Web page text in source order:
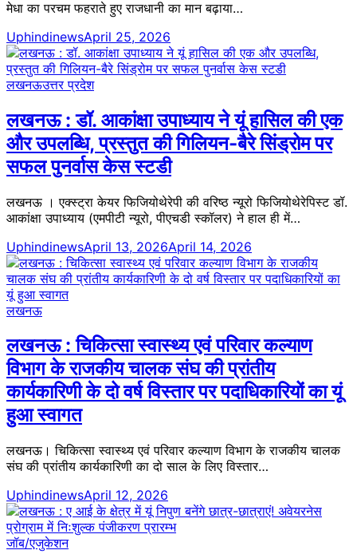
मेधा का परचम फहराते हुए राजधानी का मान बढ़ाया…
UphindinewsApril 25, 2026
लखनऊउत्तर प्रदेश
लखनऊ : डॉ. आकांक्षा उपाध्याय ने यूं हासिल की एक
और उपलब्धि, प्रस्तुत की गिलियन-बैरे सिंड्रोम पर
सफल पुनर्वास केस स्टडी
लखनऊ । एक्स्ट्रा केयर फिजियोथेरेपी की वरिष्ठ न्यूरो फिजियोथेरेपिस्ट डॉ.
आकांक्षा उपाध्याय (एमपीटी न्यूरो, पीएचडी स्कॉलर) ने हाल ही में…
UphindinewsApril 13, 2026April 14, 2026
लखनऊ
लखनऊ : चिकित्सा स्वास्थ्य एवं परिवार कल्याण
विभाग के राजकीय चालक संघ की प्रांतीय
कार्यकारिणी के दो वर्ष विस्तार पर पदाधिकारियों का यूं
हुआ स्वागत
लखनऊ। चिकित्सा स्वास्थ्य एवं परिवार कल्याण विभाग के राजकीय चालक
संघ की प्रांतीय कार्यकारिणी का दो साल के लिए विस्तार…
UphindinewsApril 12, 2026
जॉब/एजुकेशन